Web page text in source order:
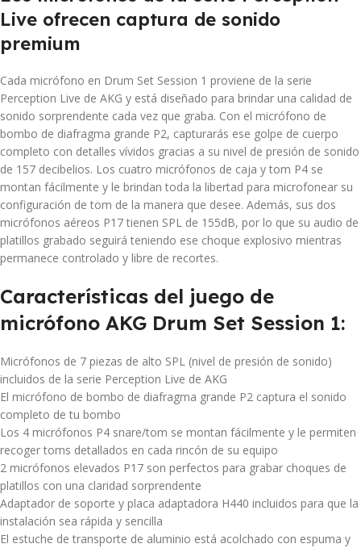
Live ofrecen captura de sonido
premium
Cada micrófono en Drum Set Session 1 proviene de la serie
Perception Live de AKG y está diseñado para brindar una calidad de
sonido sorprendente cada vez que graba. Con el micrófono de
bombo de diafragma grande P2, capturarás ese golpe de cuerpo
completo con detalles vívidos gracias a su nivel de presión de sonido
de 157 decibelios. Los cuatro micrófonos de caja y tom P4 se
montan fácilmente y le brindan toda la libertad para microfonear su
configuración de tom de la manera que desee. Además, sus dos
micrófonos aéreos P17 tienen SPL de 155dB, por lo que su audio de
platillos grabado seguirá teniendo ese choque explosivo mientras
permanece controlado y libre de recortes.
Características del juego de
micrófono AKG Drum Set Session 1:
Micrófonos de 7 piezas de alto SPL (nivel de presión de sonido)
incluidos de la serie Perception Live de AKG
El micrófono de bombo de diafragma grande P2 captura el sonido
completo de tu bombo
Los 4 micrófonos P4 snare/tom se montan fácilmente y le permiten
recoger toms detallados en cada rincón de su equipo
2 micrófonos elevados P17 son perfectos para grabar choques de
platillos con una claridad sorprendente
Adaptador de soporte y placa adaptadora H440 incluidos para que la
instalación sea rápida y sencilla
El estuche de transporte de aluminio está acolchado con espuma y